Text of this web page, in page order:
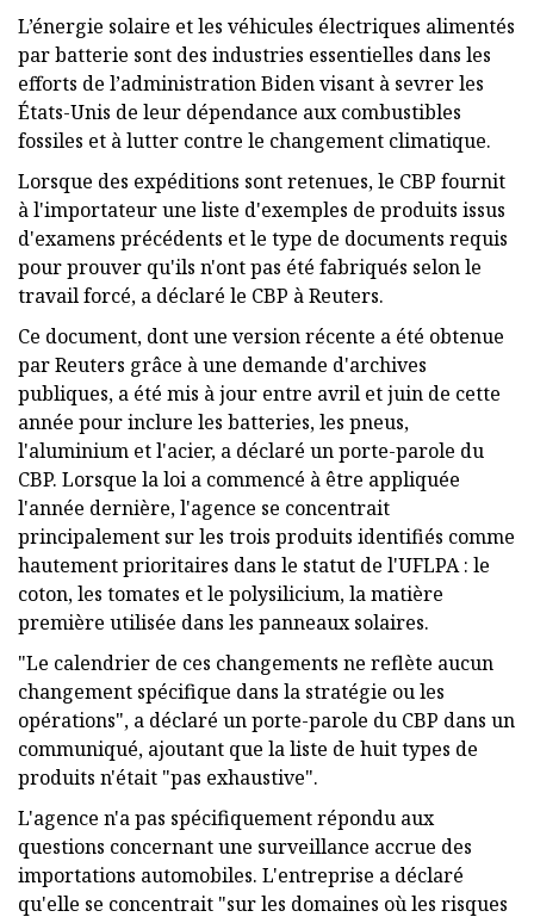
L’énergie solaire et les véhicules électriques alimentés
par batterie sont des industries essentielles dans les
efforts de l’administration Biden visant à sevrer les
États-Unis de leur dépendance aux combustibles
fossiles et à lutter contre le changement climatique.
Lorsque des expéditions sont retenues, le CBP fournit
à l'importateur une liste d'exemples de produits issus
d'examens précédents et le type de documents requis
pour prouver qu'ils n'ont pas été fabriqués selon le
travail forcé, a déclaré le CBP à Reuters.
Ce document, dont une version récente a été obtenue
par Reuters grâce à une demande d'archives
publiques, a été mis à jour entre avril et juin de cette
année pour inclure les batteries, les pneus,
l'aluminium et l'acier, a déclaré un porte-parole du
CBP. Lorsque la loi a commencé à être appliquée
l'année dernière, l'agence se concentrait
principalement sur les trois produits identifiés comme
hautement prioritaires dans le statut de l'UFLPA : le
coton, les tomates et le polysilicium, la matière
première utilisée dans les panneaux solaires.
"Le calendrier de ces changements ne reflète aucun
changement spécifique dans la stratégie ou les
opérations", a déclaré un porte-parole du CBP dans un
communiqué, ajoutant que la liste de huit types de
produits n'était "pas exhaustive".
L'agence n'a pas spécifiquement répondu aux
questions concernant une surveillance accrue des
importations automobiles. L'entreprise a déclaré
qu'elle se concentrait "sur les domaines où les risques